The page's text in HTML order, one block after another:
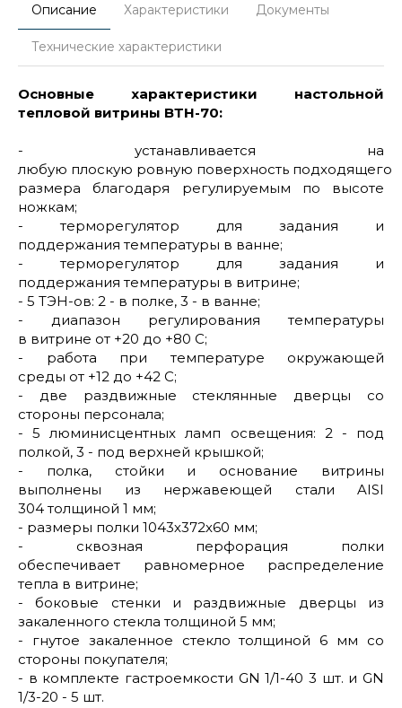
Описание Характеристики Документы
Технические характеристики
Основные характеристики настольной
тепловой витрины ВТН-70:
- устанавливается на
любую плоскую ровную поверхность подходящего
размера благодаря регулируемым по высоте
ножкам;
- терморегулятор для задания и
поддержания температуры в ванне;
- терморегулятор для задания и
поддержания температуры в витрине;
- 5 ТЭН-ов: 2 - в полке, 3 - в ванне;
- диапазон регулирования температуры
в витрине от +20 до +80 С;
- работа при температуре окружающей
среды от +12 до +42 С;
- две раздвижные стеклянные дверцы со
стороны персонала;
- 5 люминисцентных ламп освещения: 2 - под
полкой, 3 - под верхней крышкой;
- полка, стойки и основание витрины
выполнены из нержавеющей стали AISI
304 толщиной 1 мм;
- размеры полки 1043х372х60 мм;
- сквозная перфорация полки
обеспечивает равномерное распределение
тепла в витрине;
- боковые стенки и раздвижные дверцы из
закаленного стекла толщиной 5 мм;
- гнутое закаленное стекло толщиной 6 мм со
стороны покупателя;
- в комплекте гастроемкости GN 1/1-40 3 шт. и GN
1/3-20 - 5 шт.